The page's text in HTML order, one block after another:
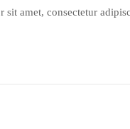
sit amet, consectetur